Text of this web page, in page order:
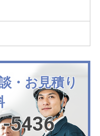
・お見積り
5436